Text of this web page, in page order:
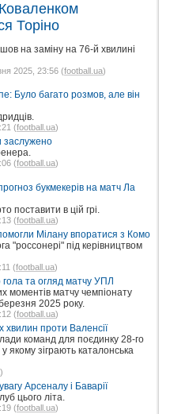
Торіно
на заміну на 76-й хвилині
2025, 23:56 (football.ua)
Було багато розмов, але він
(football.ua)
заслужено
(football.ua)
букмекерів на матч Ла
поставити в цій грі.
(football.ua)
Мілану впоратися з Комо
"россонері" під керівництвом
(football.ua)
та огляд матчу УПЛ
моментів матчу чемпіонату
2025 року.
(football.ua)
хвилин проти Валенсії
команд для поєдинку 28-го
якому зіграють каталонська
)
Арсеналу і Баварії
цього літа.
(football.ua)